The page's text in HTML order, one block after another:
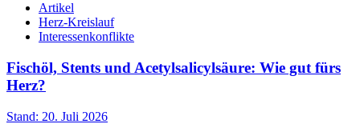
Artikel
Herz-Kreislauf
Interessenkonflikte
Fischöl, Stents und Acetylsalicylsäure: Wie gut fürs
Herz?
Stand: 20. Juli 2026